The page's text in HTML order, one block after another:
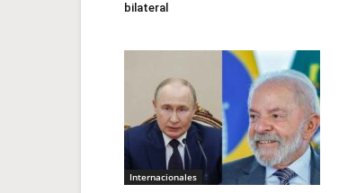
bilateral
Internacionales